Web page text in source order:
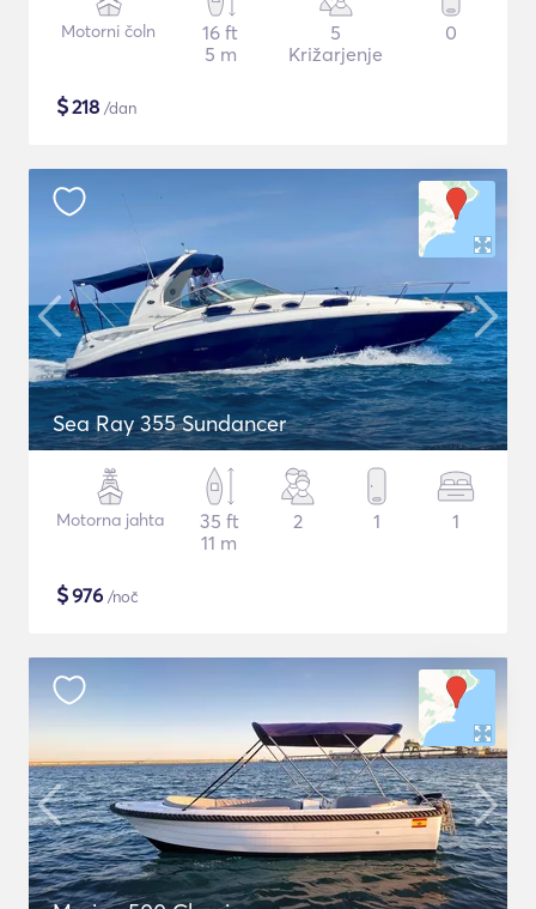
Motorni čoln
16 ft
5 m
5
Križarjenje
0
$218 /dan
Sea Ray 355 Sundancer
Motorna jahta
35 ft
11 m
2 1 1
$976 /noč